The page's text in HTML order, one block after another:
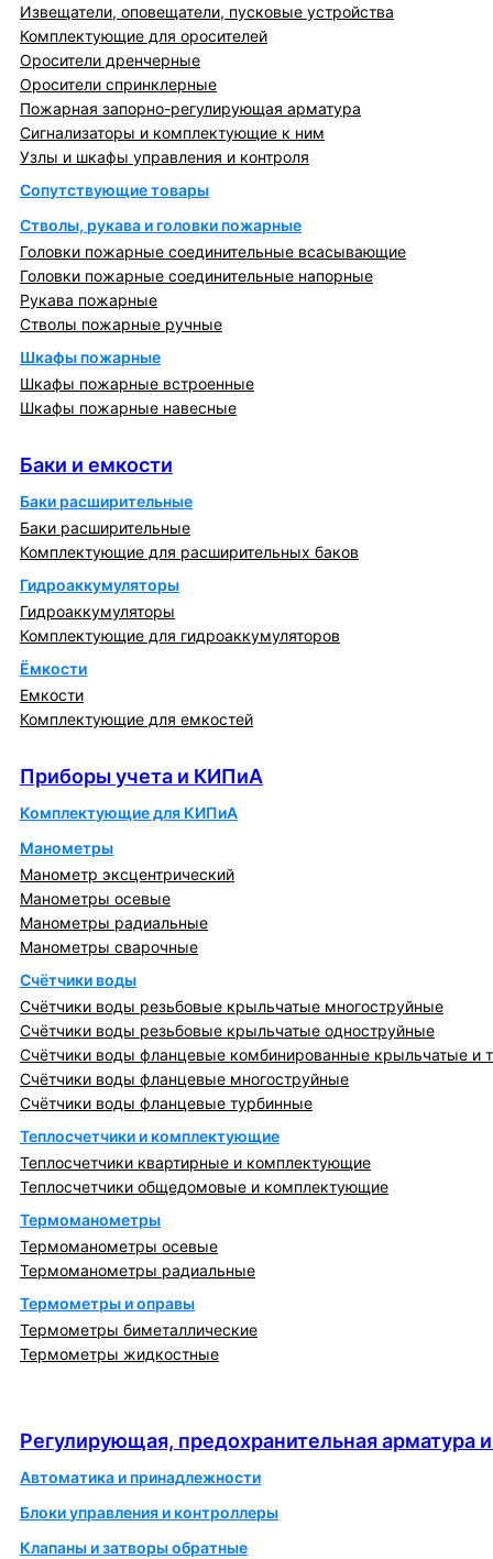
Извещатели, оповещатели, пусковые устройства
Комплектующие для оросителей
Оросители дренчерные
Оросители спринклерные
Пожарная запорно-регулирующая арматура
Сигнализаторы и комплектующие к ним
Узлы и шкафы управления и контроля
Сопутствующие товары
Стволы, рукава и головки пожарные
Головки пожарные соединительные всасывающие
Головки пожарные соединительные напорные
Рукава пожарные
Стволы пожарные ручные
Шкафы пожарные
Шкафы пожарные встроенные
Шкафы пожарные навесные
Баки и емкости
Баки расширительные
Баки расширительные
Комплектующие для расширительных баков
Гидроаккумуляторы
Гидроаккумуляторы
Комплектующие для гидроаккумуляторов
Ёмкости
Емкости
Комплектующие для емкостей
Приборы учета и КИПиА
Комплектующие для КИПиА
Манометры
Манометр эксцентрический
Манометры осевые
Манометры радиальные
Манометры сварочные
Счётчики воды
Счётчики воды резьбовые крыльчатые многоструйные
Счётчики воды резьбовые крыльчатые одноструйные
Счётчики воды фланцевые комбинированные крыльчатые и
Счётчики воды фланцевые многоструйные
Счётчики воды фланцевые турбинные
Теплосчетчики и комплектующие
Теплосчетчики квартирные и комплектующие
Теплосчетчики общедомовые и комплектующие
Термоманометры
Термоманометры осевые
Термоманометры радиальные
Термометры и оправы
Термометры биметаллические
Термометры жидкостные
Регулирующая, предохранительная арматура
Автоматика и принадлежности
Блоки управления и контроллеры
Клапаны и затворы обратные